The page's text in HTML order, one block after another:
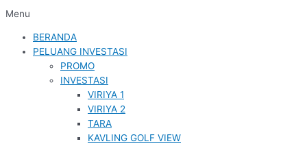
Menu
BERANDA
PELUANG INVESTASI
PROMO
INVESTASI
VIRIYA 1
VIRIYA 2
TARA
KAVLING GOLF VIEW